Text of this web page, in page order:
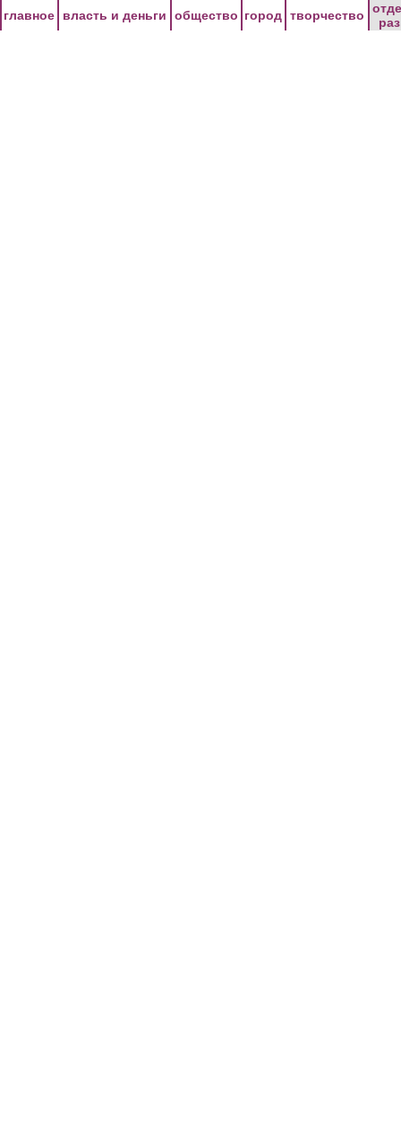
главное власть и деньги общество город творчество